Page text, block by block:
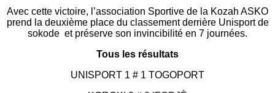
Avec cette victoire, l’association Sportive de la Kozah ASKO
prend la deuxième place du classement derrière Unisport de
sokode et préserve son invincibilité en 7 journées.
Tous les résultats
UNISPORT 1 # 1 TOGOPORT